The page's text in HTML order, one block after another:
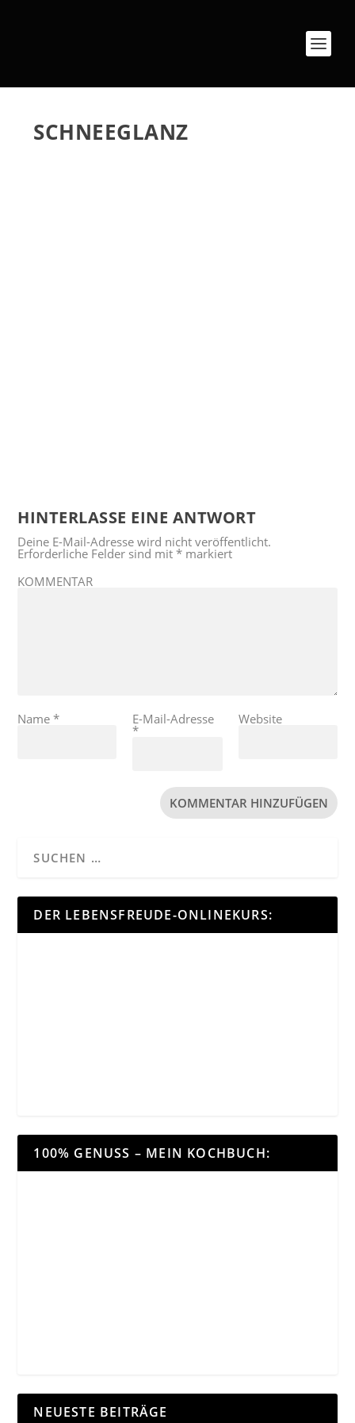
SCHNEEGLANZ
HINTERLASSE EINE ANTWORT
Deine E-Mail-Adresse wird nicht veröffentlicht.
Erforderliche Felder sind mit* markiert
KOMMENTAR
Name* E-Mail-Adresse
*
Website
DER LEBENSFREUDE-ONLINEKURS:
100% GENUSS – MEIN KOCHBUCH:
NEUESTE BEITRÄGE